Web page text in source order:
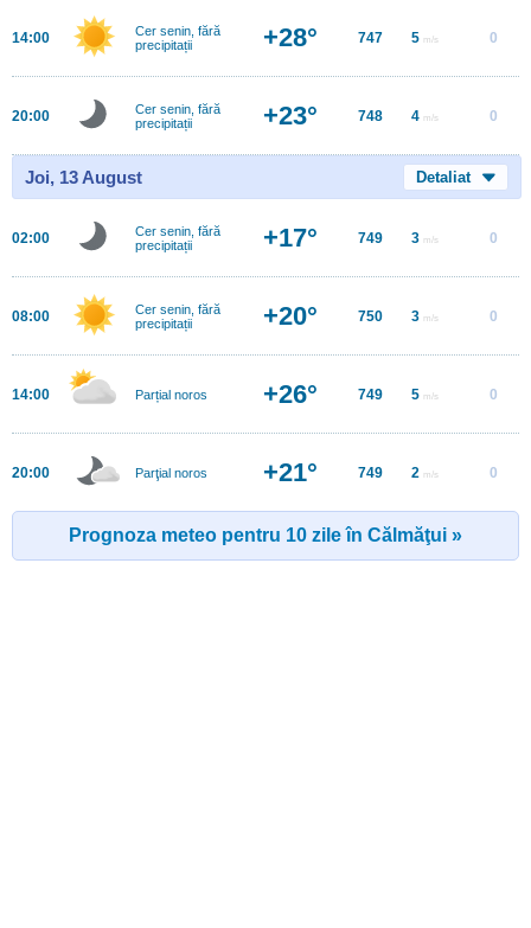
14:00
Cer senin, fără
precipitații
+28° 747 5 m/s 0
20:00
Cer senin, fără
precipitații
+23° 748 4 m/s 0
Joi, 13 August Detaliat
02:00
Cer senin, fără
precipitații
+17° 749 3 m/s 0
08:00
Cer senin, fără
precipitații
+20° 750 3 m/s 0
14:00 Parțial noros +26° 749 5 m/s 0
20:00 Parţial noros +21° 749 2 m/s 0
Prognoza meteo pentru 10 zile în Călmăţui »